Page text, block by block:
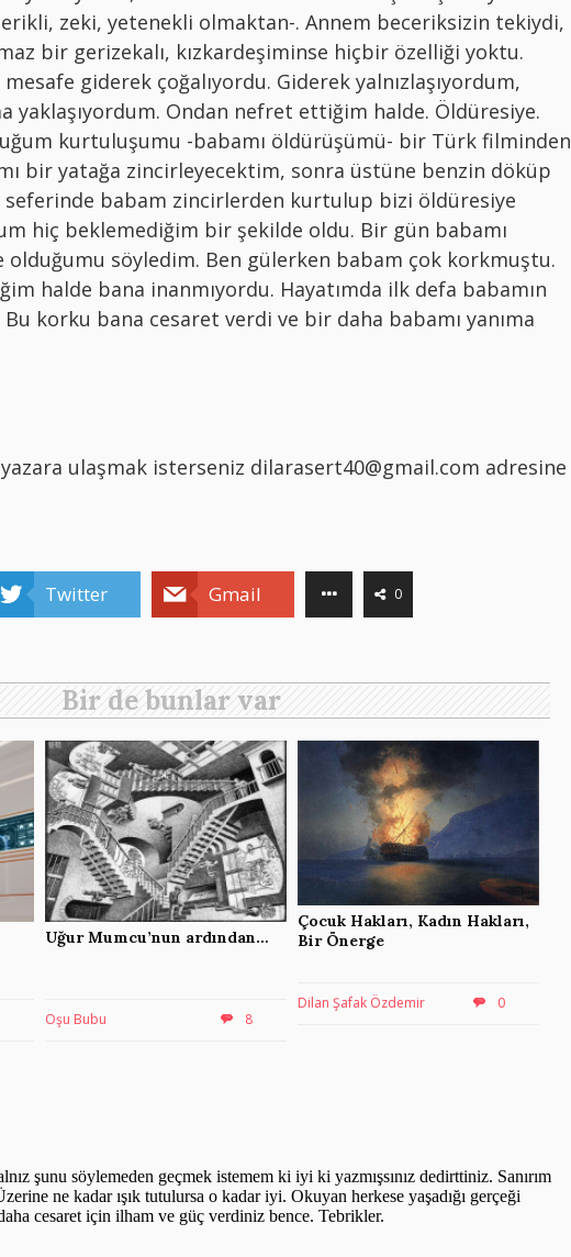
zeki, yetenekli olmaktan-. Annem beceriksizin tekiydi,
bir gerizekalı, kızkardeşiminse hiçbir özelliği yoktu.
giderek çoğalıyordu. Giderek yalnızlaşıyordum,
yaklaşıyordum. Ondan nefret ettiğim halde. Öldüresiye.
kurtuluşumu -babamı öldürüşümü- bir Türk filminden
bir yatağa zincirleyecektim, sonra üstüne benzin döküp
seferinde babam zincirlerden kurtulup bizi öldüresiye
hiç beklemediğim bir şekilde oldu. Bir gün babamı
olduğumu söyledim. Ben gülerken babam çok korkmuştu.
halde bana inanmıyordu. Hayatımda ilk defa babamın
korku bana cesaret verdi ve bir daha babamı yanıma
ulaşmak isterseniz dilarasert40@gmail.com adresine
Twitter Gmail 0
Bir de bunlar var
Uğur Mumcu’nun ardından…
Oşu Bubu 8
Çocuk Hakları, Kadın Hakları,
Bir Önerge
Dilan Şafak Özdemir 0